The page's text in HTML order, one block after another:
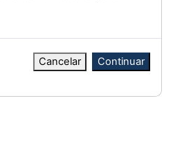
Cancelar Continuar